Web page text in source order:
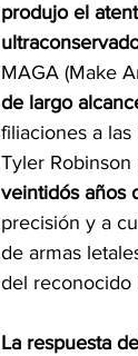
produjo el
MAGA (Make
de largo
filiaciones a
Tyler
veintidós años
precisión y a
de armas
del reconocido
La respuesta